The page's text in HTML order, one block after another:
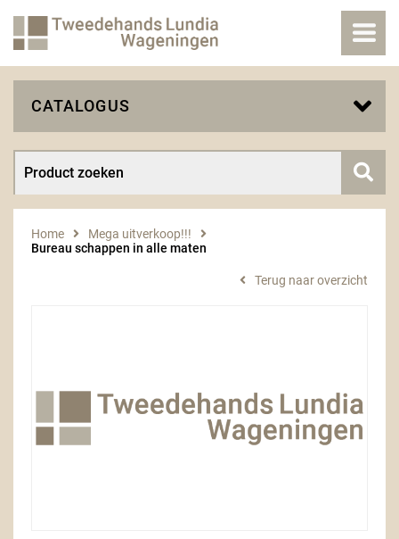
CATALOGUS
Home
Mega uitverkoop!!!
Bureau schappen in alle maten
Terug naar overzicht